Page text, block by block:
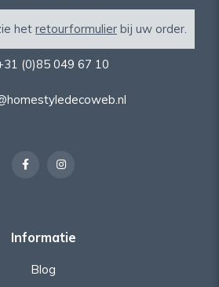
het retourformulier bij uw order.
(0)85 049 67 10
Informatie
Blog